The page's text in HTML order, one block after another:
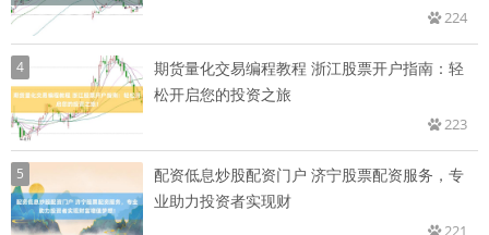
224
4
期货量化交易编程教程 浙江股票开户指南：轻
松开启您的投资之旅
223
5
配资低息炒股配资门户 济宁股票配资服务，专
业助力投资者实现财
221